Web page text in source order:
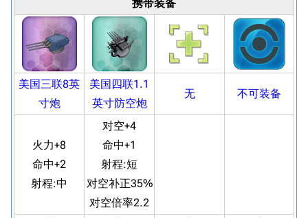
携带装备
美国三联8英
寸炮
美国四联1.1
英寸防空炮
无 不可装备
火力+8
命中+2
射程:中
对空+4
命中+1
射程:短
对空补正35%
对空倍率2.2